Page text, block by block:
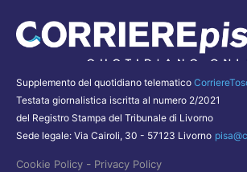
Supplemento del quotidiano telematico
Testata giornalistica iscritta al numero 2/2021
del Registro Stampa del Tribunale di Livorno
Sede legale: Via Cairoli, 30 - 57123 Livorno
Cookie Policy - Privacy Policy